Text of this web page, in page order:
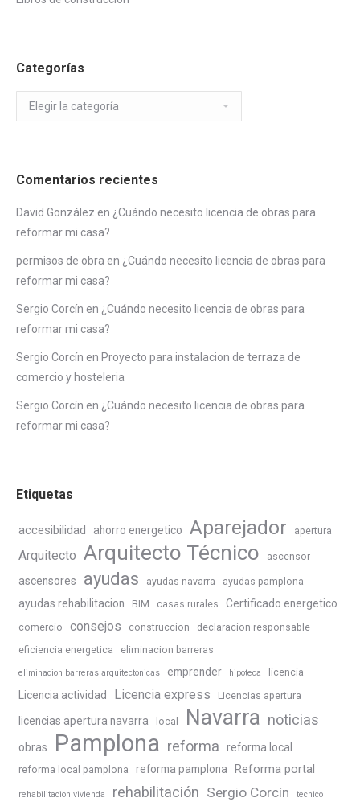
Categorías
Categorías
Comentarios recientes
David González en ¿Cuándo necesito licencia de obras para
reformar mi casa?
permisos de obra en ¿Cuándo necesito licencia de obras para
reformar mi casa?
Sergio Corcín en ¿Cuándo necesito licencia de obras para
reformar mi casa?
Sergio Corcín en Proyecto para instalacion de terraza de
comercio y hosteleria
Sergio Corcín en ¿Cuándo necesito licencia de obras para
reformar mi casa?
Etiquetas
accesibilidad ahorro energetico Aparejador apertura
Arquitecto Arquitecto Técnico ascensor
ascensores ayudas ayudas navarra ayudas pamplona
ayudas rehabilitacion BIM casas rurales Certificado energetico
comercio consejos construccion
declaracion responsable
eficiencia energetica
eliminacion barreras
eliminacion barreras arquitectonicas emprender hipoteca licencia
Licencia actividad Licencia express Licencias apertura
licencias apertura navarra local Navarra noticias
obras Pamplona reforma reforma local
reforma local pamplona reforma pamplona Reforma portal
rehabilitacion vivienda rehabilitación Sergio Corcín tecnico